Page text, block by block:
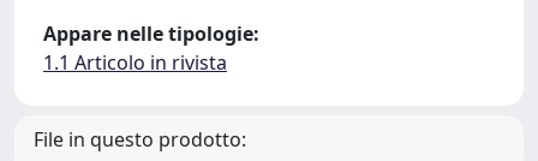
Appare nelle tipologie:
1.1 Articolo in rivista
File in questo prodotto: